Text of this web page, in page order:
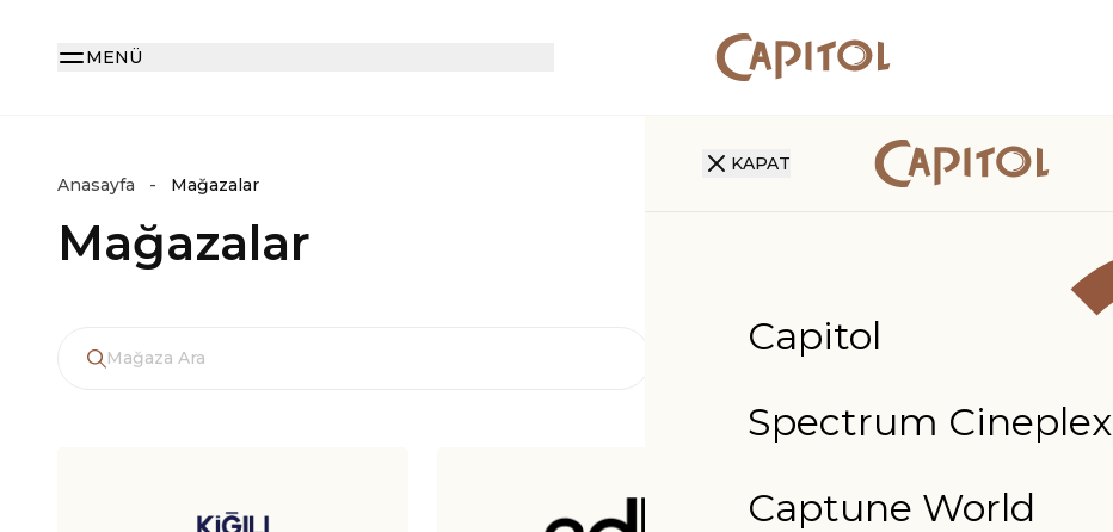
MENÜ
KAPAT
Capitol
Spectrum Cineplex
Captune World
Anasayfa Mağazalar
Mağazalar